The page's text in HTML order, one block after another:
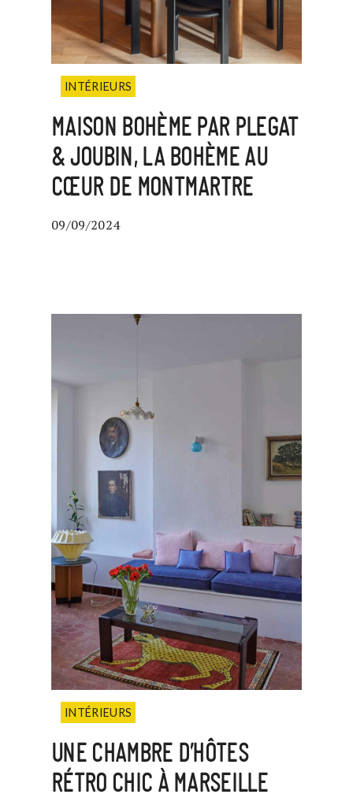
INTÉRIEURS
MAISON BOHÈME PAR PLEGAT
& JOUBIN, LA BOHÈME AU
CŒUR DE MONTMARTRE
09/09/2024
INTÉRIEURS
UNE CHAMBRE D’HÔTES
RÉTRO CHIC À MARSEILLE